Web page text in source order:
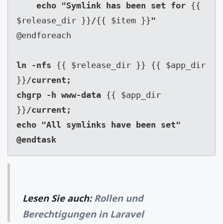
echo "Symlink has been set for {{
$release_dir }}/{{ $item }}
@endforeach
ln -nfs {{ $release_dir }} {{ $app_dir
}}/current;
chgrp -h www-data {{ $app_dir
}}/current;
echo "All symlinks have been set"
@endtask
Lesen Sie auch:Rollen und
Berechtigungen in Laravel